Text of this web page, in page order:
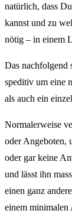
natürlich, dass
kannst und zu
nötig – in einem
Das nachfolgend
speditiv um eine
als auch ein
Normalerweise
oder Angeboten,
oder gar keine
und lässt ihn
einen ganz
einem